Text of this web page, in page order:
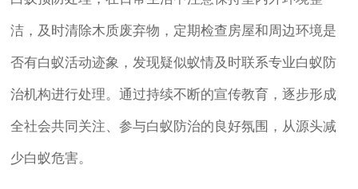
洁，及时清除木质废弃物，定期检查房屋和周边环境是
否有白蚁活动迹象，发现疑似蚁情及时联系专业白蚁防
治机构进行处理。通过持续不断的宣传教育，逐步形成
全社会共同关注、参与白蚁防治的良好氛围，从源头减
少白蚁危害。